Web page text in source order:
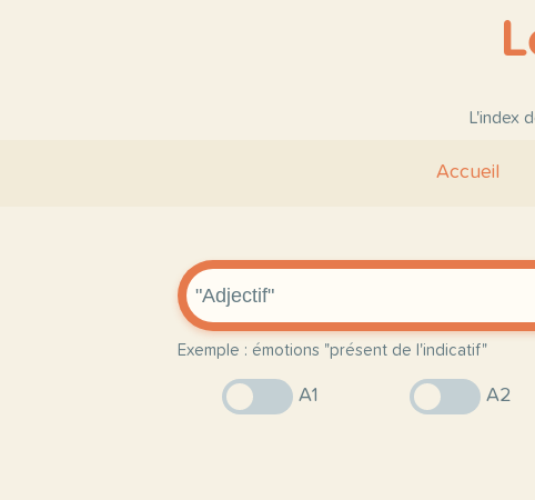
L'index
Accueil
Exemple : émotions "présent de l'indicatif"
A1 A2